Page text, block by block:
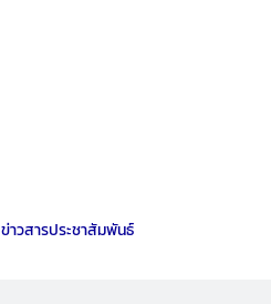
ข่าวสารประชาสัมพันธ์